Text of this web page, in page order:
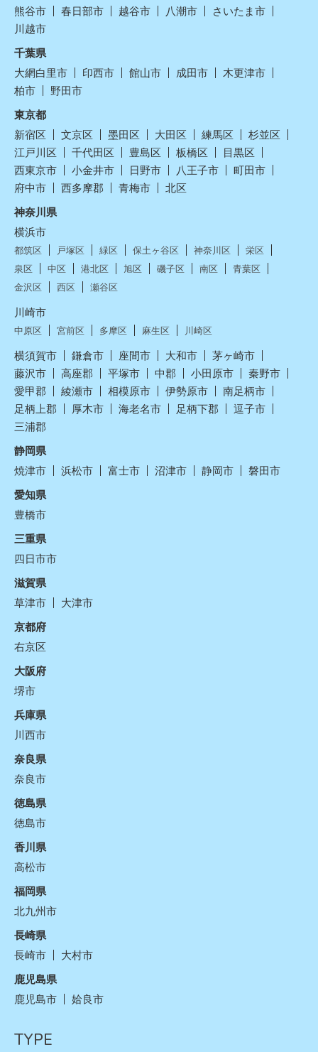
熊谷市 春日部市 越谷市 八潮市
さいたま市
川越市
千葉県
大網白里市
印西市 館山市 成田市
木更津市
柏市
野田市
東京都
新宿区
文京区 墨田区 大田区 練馬区
杉並区
江戸川区
千代田区 豊島区 板橋区
目黒区
西東京市
小金井市 日野市 八王子市
町田市
府中市
西多摩郡 青梅市
北区
神奈川県
横浜市
都筑区 戸塚区 緑区 保土ヶ谷区 神奈川区
栄区
泉区
中区 港北区 旭区 磯子区 南区
青葉区
金沢区
西区 瀬谷区
川崎市
中原区 宮前区 多摩区 麻生区 川崎区
横須賀市 鎌倉市 座間市 大和市
茅ヶ崎市
藤沢市
高座郡 平塚市 中郡 小田原市
秦野市
愛甲郡
綾瀬市 相模原市 伊勢原市
南足柄市
足柄上郡
厚木市 海老名市 足柄下郡
逗子市
三浦郡
静岡県
焼津市
浜松市 富士市 沼津市 静岡市
磐田市
愛知県
豊橋市
三重県
四日市市
滋賀県
草津市
大津市
京都府
右京区
大阪府
堺市
兵庫県
川西市
奈良県
奈良市
徳島県
徳島市
香川県
高松市
福岡県
北九州市
長崎県
長崎市
大村市
鹿児島県
鹿児島市
姶良市
TYPE